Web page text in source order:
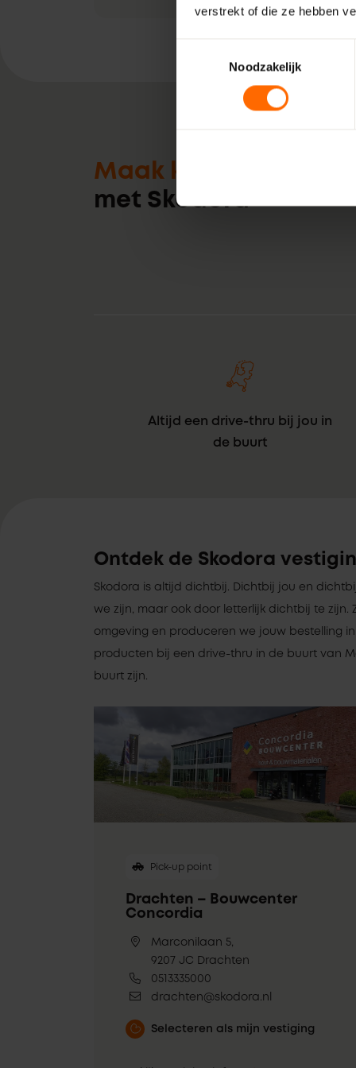
verstrekt of die ze hebben
Noodzakelijk
Maak kennis
met Skodora
Altijd een drive-thru bij jou in
de buurt
Ontdek de Skodora
Skodora is altijd dichtbij. Dichtbij jou en
we zijn, maar ook door letterlijk dichtbij te
omgeving en produceren we jouw bestelling
producten bij een drive-thru in de buurt van
buurt zijn.
Pick-up point
Drachten – Bouwcenter
Concordia
Marconilaan 5,
9207 JC Drachten
0513335000
drachten@skodora.nl
Selecteren als mijn vestiging